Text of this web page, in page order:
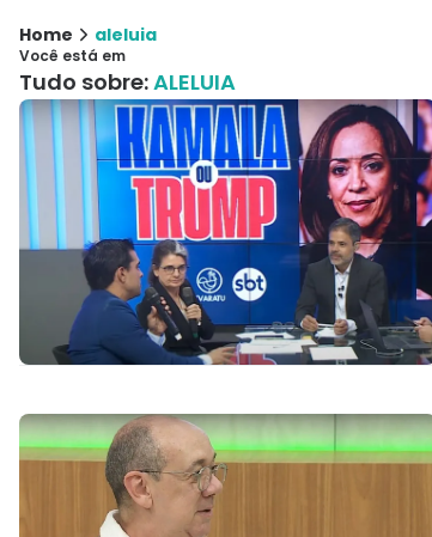
Home aleluia
Você está em
Tudo sobre:ALELUIA